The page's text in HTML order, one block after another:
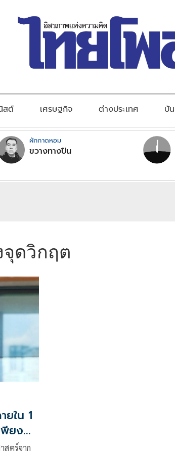
สต์ เศรษฐกิจ ต่างประเทศ บั
ผักกาดหอม
ขวางทางปืน
จุดวิกฤต
ใน 1
ยงพอ
สตร์จาก